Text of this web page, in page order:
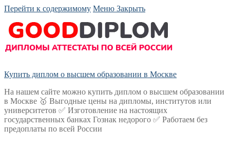
Перейти к содержимому Меню Закрыть
Купить диплом о высшем образовании в Москве
На нашем сайте можно купить диплом о высшем образовании
в Москве 🥇 Выгодные цены на дипломы, институтов или
университетов ✅ Изготовление на настоящих
государственных банках Гознак недорого ✅ Работаем без
предоплаты по всей России